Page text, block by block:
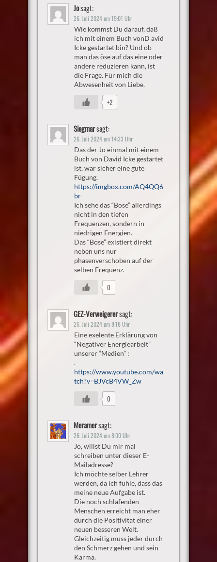
Josagt:
26. Juli 2024 um 19:01 Uhr
Wie kommst Du darauf, daß
ich mit einem Buch vonD avid
Icke gestartet bin? Und ob
man das öse auf das eine oder
andere reduzieren kann, ist
die Frage. Für mich die
Abwesenheit von Liebe.
+2
Siegmarsagt:
26. Juli 2024 um 14:33 Uhr
Das der Jo einmal mit einem
Buch von David Icke gestartet
ist, war sicher eine gute
Fügung.
https://imgbox.com/AQ4QQ6
br
Ich sehe das “Böse” allerdings
nicht in den tiefen
Frequenzen, sondern in
niedrigen Energien.
Das “Böse” existiert direkt
neben uns nur
phasenverschoben auf der
selben Frequenz.
0
GEZ-Verweigerersagt:
26. Juli 2024 um 8:18 Uhr
Eine exelente Erklärung von
“Negativer Energiearbeit”
unserer “Medien” :
.
https://www.youtube.com/wa
tch?v=BJVcB4VW_Zw
0
Meramersagt:
26. Juli 2024 um 8:00 Uhr
Jo, willst Du mir mal
schreiben unter dieser E-
Mailadresse?
Ich möchte selber Lehrer
werden, da ich fühle, dass das
meine neue Aufgabe ist.
Die noch schlafenden
Menschen erreicht man eher
durch die Positivität einer
neuen besseren Welt.
Gleichzeitig muss jeder durch
den Schmerz gehen und sein
Karma.